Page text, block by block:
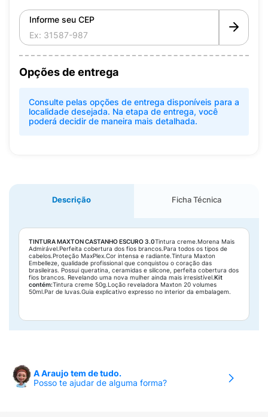
Informe seu CEP
Opções de entrega
Consulte pelas opções de entrega disponíveis para a
localidade desejada. Na etapa de entrega, você
poderá decidir de maneira mais detalhada.
Descrição Ficha Técnica
TINTURA MAXTON CASTANHO ESCURO 3.0Tintura creme.Morena Mais
Admirável.Perfeita cobertura dos fios brancos.Para todos os tipos de
cabelos.Proteção MaxPlex.Cor intensa e radiante.Tintura Maxton
Embelleze, qualidade profissional que conquistou o coração das
brasileiras. Possui queratina, ceramidas e silicone, perfeita cobertura dos
fios brancos. Revelando uma nova mulher ainda mais irresistível.Kit
contém:Tintura creme 50g.Loção reveladora Maxton 20 volumes
50ml.Par de luvas.Guia explicativo expresso no interior da embalagem.
A Araujo tem de tudo.
Posso te ajudar de alguma forma?